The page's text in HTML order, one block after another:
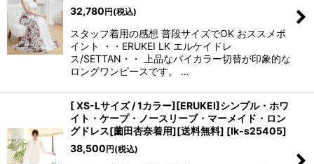
32,780円(税込)
スタッフ着用の感想 普段サイズでOK おススメポ
イント ・・ERUKEI LK エルケイドレ
ス/SETTAN・・ 上品なバイカラー切替が印象的な
ロングワンピースです。 …
[ XS-Lサイズ / 1カラー][ERUKEI]シンプル・ホワ
イト・ケープ・ノースリーブ・マーメイド・ロン
グドレス[薗田杏奈着用][送料無料] [lk-s25405]
38,500円(税込)